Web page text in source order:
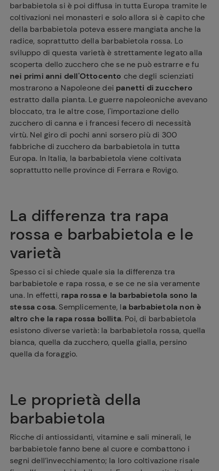
barbabietola si è poi diffusa in tutta Europa tramite le
coltivazioni nei monasteri e solo allora si è capito che
della barbabietola poteva essere mangiata anche la
radice, soprattutto della barbabietola rossa. Lo
sviluppo di questa varietà è strettamente legato alla
scoperta dello zucchero che se ne può estrarre e fu
nei primi anni dell'Ottocento che degli scienziati
mostrarono a Napoleone dei panetti di zucchero
estratto dalla pianta. Le guerre napoleoniche avevano
bloccato, tra le altre cose, l'importazione dello
zucchero di canna e i francesi fecero di necessità
virtù. Nel giro di pochi anni sorsero più di 300
fabbriche di zucchero da barbabietola in tutta
Europa. In Italia, la barbabietola viene coltivata
soprattutto nelle province di Ferrara e Rovigo.
La differenza tra rapa
rossa e barbabietola e le
varietà
Spesso ci si chiede quale sia la differenza tra
barbabietole e rapa rossa, e se ce ne sia veramente
una. In effetti, rapa rossa e la barbabietola sono la
stessa cosa. Semplicemente, la barbabietola non è
altro che la rapa rossa bollita. Poi, di barbabietola
esistono diverse varietà: la barbabietola rossa, quella
bianca, quella da zucchero, quella gialla, persino
quella da foraggio.
Le proprietà della
barbabietola
Ricche di antiossidanti, vitamine e sali minerali, le
barbabietole fanno bene al cuore e combattono i
segni dell’invecchiamento; la loro coltivazione risale